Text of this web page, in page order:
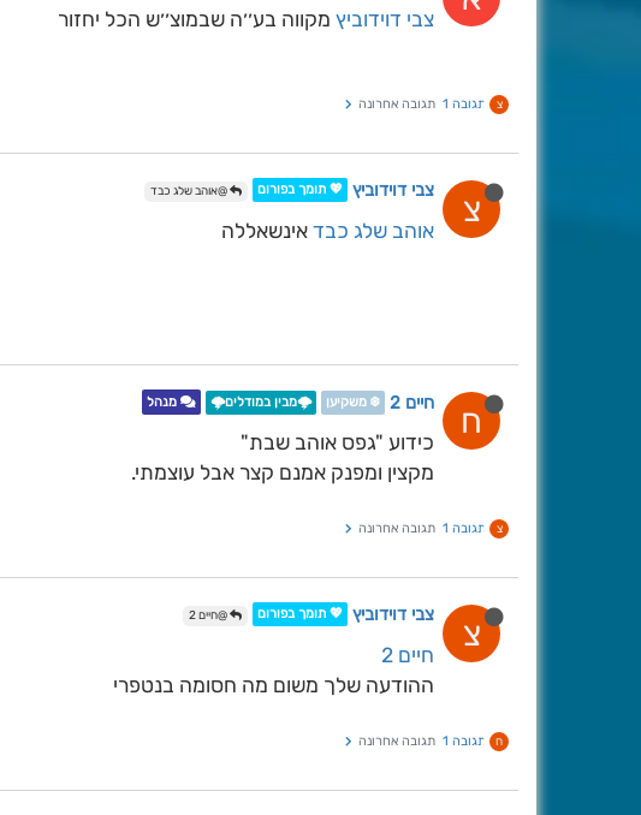
צבי דוידוביץ מקווה בע׳׳ה שבמוצ׳׳ש הכל יחזור
צ תגובה 1 תגובה אחרונה
צ צבי דוידוביץ 💖 תומך בפורום @אוהב שלג כבד
אוהב שלג כבד אינשאללה
ח חיים 2 ❄️ משקיען 🌩️מבין במודלים🌩️ מנהל
כידוע "גפס אוהב שבת"
מקצין ומפנק אמנם קצר אבל עוצמתי.
צ תגובה 1 תגובה אחרונה
צ צבי דוידוביץ 💖 תומך בפורום @חיים 2
חיים 2
ההודעה שלך משום מה חסומה בנטפרי
ח תגובה 1 תגובה אחרונה